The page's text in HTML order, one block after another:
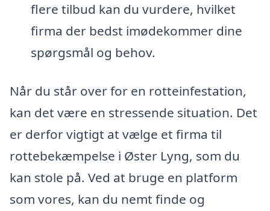
flere tilbud kan du vurdere, hvilket
firma der bedst imødekommer dine
spørgsmål og behov.
Når du står over for en rotteinfestation,
kan det være en stressende situation. Det
er derfor vigtigt at vælge et firma til
rottebekæmpelse i Øster Lyng, som du
kan stole på. Ved at bruge en platform
som vores, kan du nemt finde og